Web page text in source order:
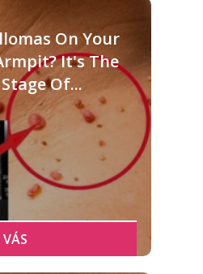
On Your
It's The
Of...